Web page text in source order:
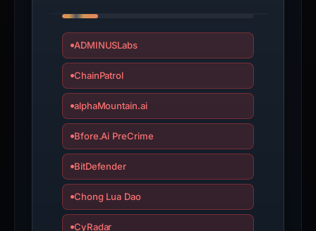
not
a
live
Avoid
interacting
with
the
submit
an
ADMINUSLabs
ChainPatrol
alphaMountain.ai
Bfore.Ai PreCrime
BitDefender
Chong Lua Dao
CyRadar